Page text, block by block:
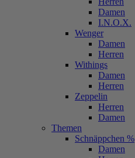
Damen
I.N.O.X.
Wenger
Damen
Herren
Withings
Damen
Herren
Zeppelin
Herren
Damen
Themen
Schnäppchen %
Damen